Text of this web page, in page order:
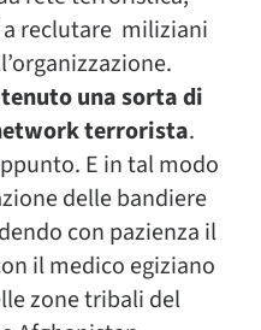
reclutare miliziani
una sorta di
terrorista.
E in tal modo
delle bandiere
con pazienza il
il medico egiziano
zone tribali del